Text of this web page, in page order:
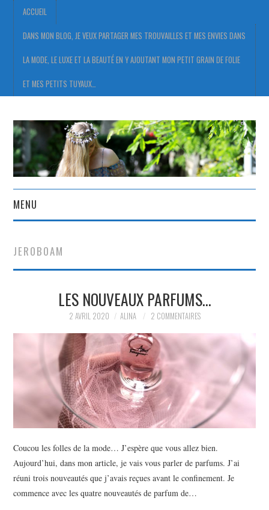
ACCUEIL
DANS MON BLOG, JE VEUX PARTAGER MES TROUVAILLES ET MES ENVIES DANS
LA MODE, LE LUXE ET LA BEAUTÉ EN Y AJOUTANT MON PETIT GRAIN DE FOLIE
ET MES PETITS TUYAUX…
MENU
PARTAGER MES
ENVIES DANS LA MODE, LE
LUXE ET LA BEAUTÉ EN Y
AJOUTANT MON PETIT
GRAIN DE FOLIE ET MES
PETITS TUYAUX…
JEROBOAM
LES NOUVEAUX PARFUMS…
2 AVRIL 2020 ALINA 2 COMMENTAIRES
Coucou les folles de la mode… J’espère que vous allez bien.
Aujourd’hui, dans mon article, je vais vous parler de parfums. J’ai
réuni trois nouveautés que j’avais reçues avant le confinement. Je
commence avec les quatre nouveautés de parfum de…